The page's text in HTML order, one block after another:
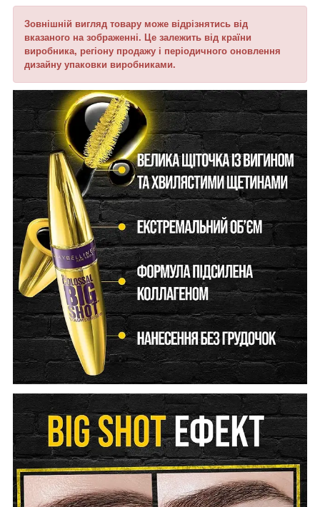
Зовнішній вигляд товару може відрізнятись від
вказаного на зображенні. Це залежить від країни
виробника, регіону продажу і періодичного оновлення
дизайну упаковки виробниками.